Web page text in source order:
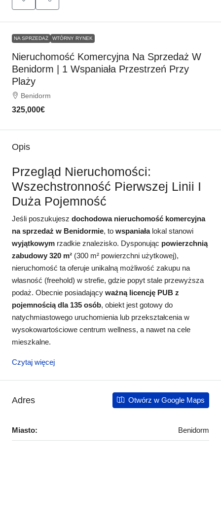
NA SPRZEDAŻ WTÓRNY RYNEK
Nieruchomość Komercyjna Na Sprzedaż W
Benidorm | 1 Wspaniała Przestrzeń Przy
Plaży
Benidorm
325,000€
Opis
Przegląd Nieruchomości:
Wszechstronność Pierwszej Linii I
Duża Pojemność
Jeśli poszukujesz dochodowa nieruchomość komercyjna
na sprzedaż w Benidormie, to wspaniałalokal stanowi
wyjątkowym rzadkie znalezisko. Dysponując powierzchnią
zabudowy 320 m² (300 m² powierzchni użytkowej),
nieruchomość ta oferuje unikalną możliwość zakupu na
własność (freehold) w strefie, gdzie popyt stale przewyższa
podaż. Obecnie posiadający ważną licencję PUB z
pojemnością dla 135 osób, obiekt jest gotowy do
natychmiastowego uruchomienia lub przekształcenia w
wysokowartościowe centrum wellness, a nawet na cele
mieszkalne.
Czytaj więcej
Adres Otwórz w Google Maps
Miasto: Benidorm